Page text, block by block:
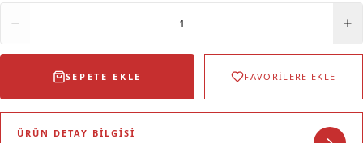
1
SEPETE EKLE FAVORİLERE EKLE
ÜRÜN DETAY BILGISI